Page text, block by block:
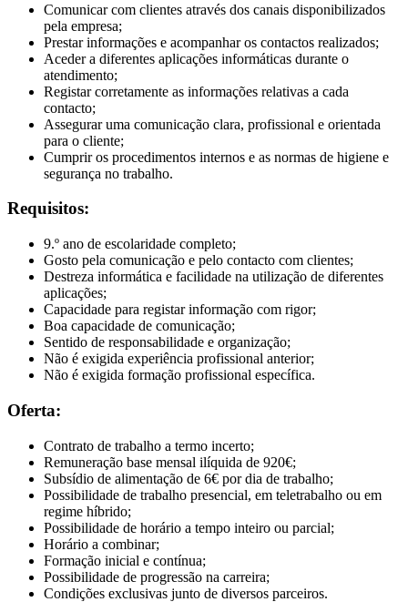
Comunicar com clientes através dos canais disponibilizados
pela empresa;
Prestar informações e acompanhar os contactos realizados;
Aceder a diferentes aplicações informáticas durante o
atendimento;
Registar corretamente as informações relativas a cada
contacto;
Assegurar uma comunicação clara, profissional e orientada
para o cliente;
Cumprir os procedimentos internos e as normas de higiene e
segurança no trabalho.
Requisitos:
9.º ano de escolaridade completo;
Gosto pela comunicação e pelo contacto com clientes;
Destreza informática e facilidade na utilização de diferentes
aplicações;
Capacidade para registar informação com rigor;
Boa capacidade de comunicação;
Sentido de responsabilidade e organização;
Não é exigida experiência profissional anterior;
Não é exigida formação profissional específica.
Oferta:
Contrato de trabalho a termo incerto;
Remuneração base mensal ilíquida de 920€;
Subsídio de alimentação de 6€ por dia de trabalho;
Possibilidade de trabalho presencial, em teletrabalho ou em
regime híbrido;
Possibilidade de horário a tempo inteiro ou parcial;
Horário a combinar;
Formação inicial e contínua;
Possibilidade de progressão na carreira;
Condições exclusivas junto de diversos parceiros.